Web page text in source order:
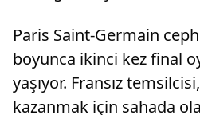
Paris Saint-Germain
boyunca ikinci kez final
yaşıyor. Fransız
kazanmak için sahada